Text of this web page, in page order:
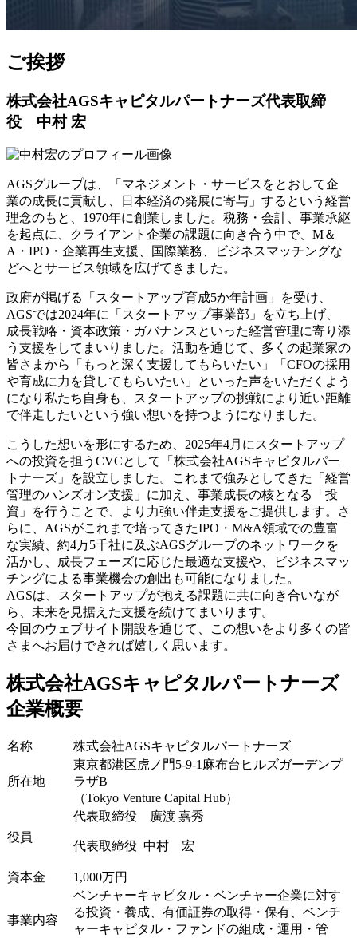
ご挨拶
株式会社AGSキャピタルパートナーズ代表取締
役 中村 宏
AGSグループは、「マネジメント・サービスをとおして企
業の成長に貢献し、日本経済の発展に寄与」するという経営
理念のもと、1970年に創業しました。税務・会計、事業承継
を起点に、クライアント企業の課題に向き合う中で、M＆
A・IPO・企業再生支援、国際業務、ビジネスマッチングな
どへとサービス領域を広げてきました。
政府が掲げる「スタートアップ育成5か年計画」を受け、
AGSでは2024年に「スタートアップ事業部」を立ち上げ、
成長戦略・資本政策・ガバナンスといった経営管理に寄り添
う支援をしてまいりました。活動を通じて、多くの起業家の
皆さまから「もっと深く支援してもらいたい」「CFOの採用
や育成に力を貸してもらいたい」といった声をいただくよう
になり私たち自身も、スタートアップの挑戦により近い距離
で伴走したいという強い想いを持つようになりました。
こうした想いを形にするため、2025年4月にスタートアップ
への投資を担うCVCとして「株式会社AGSキャピタルパー
トナーズ」を設立しました。これまで強みとしてきた「経営
管理のハンズオン支援」に加え、事業成長の核となる「投
資」を行うことで、より力強い伴走支援をご提供します。さ
らに、AGSがこれまで培ってきたIPO・M&A領域での豊富
な実績、約4万5千社に及ぶAGSグループのネットワークを
活かし、成長フェーズに応じた最適な支援や、ビジネスマッ
チングによる事業機会の創出も可能になりました。
AGSは、スタートアップが抱える課題に共に向き合いなが
ら、未来を見据えた支援を続けてまいります。
今回のウェブサイト開設を通じて、この想いをより多くの皆
さまへお届けできれば嬉しく思います。
株式会社AGSキャピタルパートナーズ
企業概要
名称 株式会社AGSキャピタルパートナーズ
所在地
東京都港区虎ノ門5-9-1麻布台ヒルズガーデンプ
ラザB
（Tokyo Venture Capital Hub）
役員
代表取締役 廣渡 嘉秀
代表取締役 中村 宏
資本金 1,000万円
事業内容
ベンチャーキャピタル・ベンチャー企業に対す
る投資・養成、有価証券の取得・保有、ベンチ
ャーキャピタル・ファンドの組成・運用・管